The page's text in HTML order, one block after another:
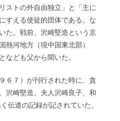
ストの外自由独立」と「主に
すえる使徒的団体である。な
た。戦前、沢崎堅造という京
熱河地方（現中国東北部）
なども父から聞いた。
６７）が刊行された時に、貪
沢崎堅造、夫人沢崎良子、和
伝道の記録が記されていた。